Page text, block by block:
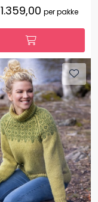
1.359,00 per pakke